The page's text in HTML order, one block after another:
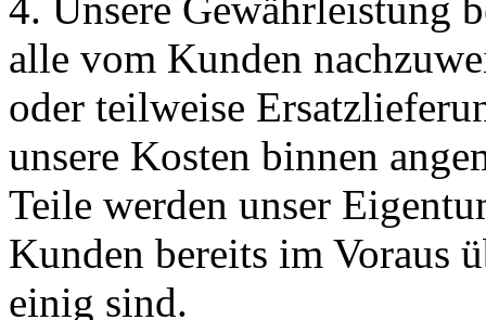
alle vom Kunden
oder teilweise
unsere Kosten binnen
Teile werden unser
Kunden bereits im Voraus
einig sind.